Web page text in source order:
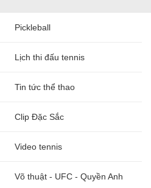
Pickleball
Lịch thi đấu tennis
Tin tức thể thao
Clip Đặc Sắc
Video tennis
Võ thuật - UFC - Quyền Anh